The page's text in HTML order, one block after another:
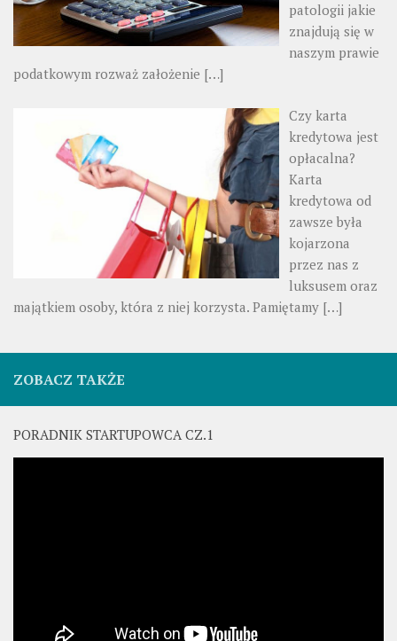
patologii jakie
znajdują się w
naszym prawie
podatkowym rozważ założenie […]
Czy karta
kredytowa jest
opłacalna?
Karta
kredytowa od
zawsze była
kojarzona
przez nas z
luksusem oraz
majątkiem osoby, która z niej korzysta. Pamiętamy […]
ZOBACZ TAKŻE
PORADNIK STARTUPOWCA CZ.1